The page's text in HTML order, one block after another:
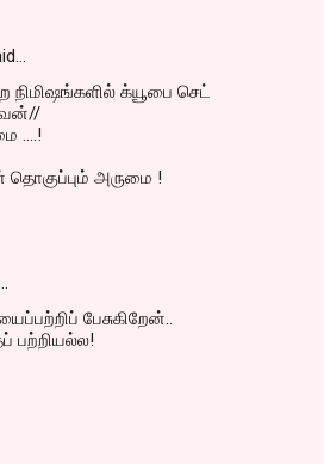
நிமிஷங்களில் க்யூபை செட்
....!
தொகுப்பும் அருமை !
பேசுகிறேன்..
பற்றியல்ல!